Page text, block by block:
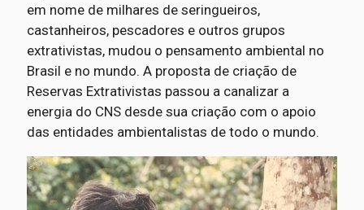
em nome de milhares de seringueiros,
castanheiros, pescadores e outros grupos
extrativistas, mudou o pensamento ambiental no
Brasil e no mundo. A proposta de criação de
Reservas Extrativistas passou a canalizar a
energia do CNS desde sua criação com o apoio
das entidades ambientalistas de todo o mundo.